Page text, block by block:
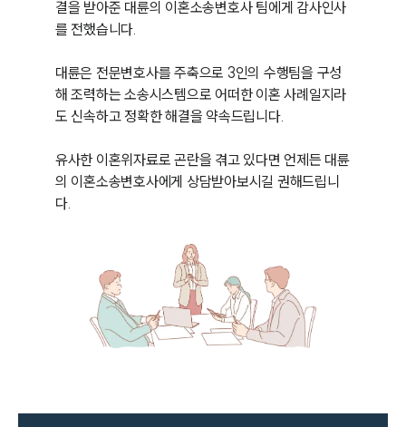
결을 받아준 대륜의 이혼소송변호사 팀에게 감사인사
를 전했습니다.
대륜은 전문변호사를 주축으로 3인의 수행팀을 구성
해 조력하는 소송시스템으로 어떠한 이혼 사례일지라
도 신속하고 정확한 해결을 약속드립니다.
유사한 이혼위자료로 곤란을 겪고 있다면 언제든 대륜
의 이혼소송변호사에게 상담받아보시길 권해드립니
다.